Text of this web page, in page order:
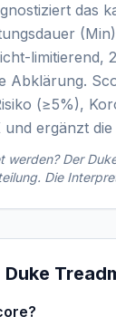
das
limitierend,
Abklärung.
(≥5%),
ergänzt
werden? Der
Die
Duke